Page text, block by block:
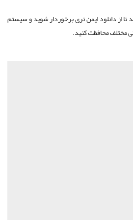
از دانلود ایمن‌ تری برخوردار شوید و سیستم
مختلف محافظت کنید.